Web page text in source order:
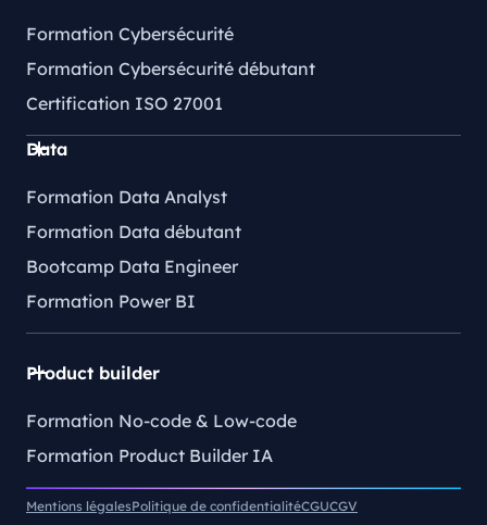
Formation Cybersécurité
Formation Cybersécurité débutant
Certification ISO 27001
Data
Formation Data Analyst
Formation Data débutant
Bootcamp Data Engineer
Formation Power BI
Product builder
Formation No-code & Low-code
Formation Product Builder IA
Mentions légalesPolitique de confidentialitéCGUCGV